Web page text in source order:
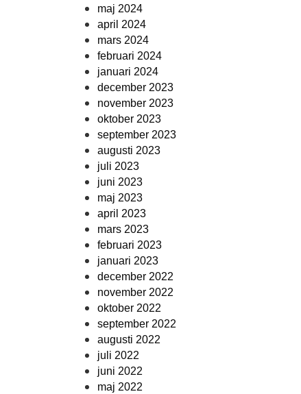
maj 2024
april 2024
mars 2024
februari 2024
januari 2024
december 2023
november 2023
oktober 2023
september 2023
augusti 2023
juli 2023
juni 2023
maj 2023
april 2023
mars 2023
februari 2023
januari 2023
december 2022
november 2022
oktober 2022
september 2022
augusti 2022
juli 2022
juni 2022
maj 2022